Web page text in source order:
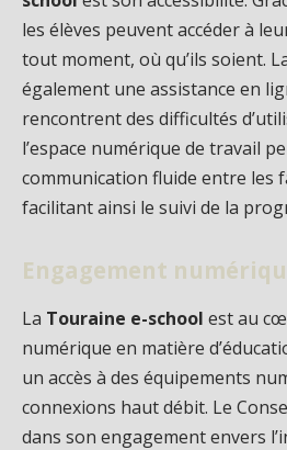
les élèves peuvent accéder à
tout moment, où qu’ils soient.
également une assistance en
rencontrent des difficultés
l’espace numérique de travail
communication fluide entre les
facilitant ainsi le suivi de la
Engagement
La Touraine e-school est au
numérique en matière
un accès à des équipements
connexions haut débit. Le
dans son engagement envers